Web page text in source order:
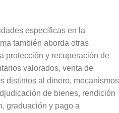
específicas en la
también aborda otras
protección y recuperación de
valorados, venta de
distintos al dinero, mecanismos
de bienes, rendición
graduación y pago a